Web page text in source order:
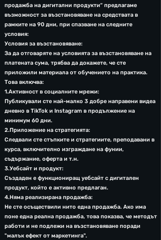
продажба на дигитални продукти“ предлагаме
възможност за възстановяване на средствата в
рамките на 90 дни, при спазване на следните
условия:
Условия за възстановяване:
За да отговаряте на условията за възстановяване на
платената сума, трябва да докажете, че сте
приложили материала от обучението на практика.
Това включва:
1.Активност в социалните мрежи:
Публикували сте най-малко 3 добре направени видеа
дневно в TikTok и Instagram в продължение на
минимум 60 дни.
2.Приложение на стратегията:
Следвали сте стъпките и стратегиите, преподавани в
курса, включително изграждане на фунии,
съдържание, оферта и т.н.
3.Уебсайт и продукт:
Създаден е функциониращ уебсайт с дигитален
продукт, който е активно предлаган.
4.Няма реализирана продажба:
Не сте осъществили нито една продажба. Ако има
поне една реална продажба, това показва, че методът
работи и не подлежи на възстановяване поради
"малък ефект от маркетинга".